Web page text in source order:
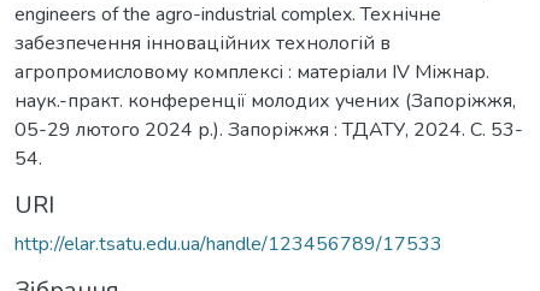
engineers of the agro-industrial complex. Технічне
забезпечення інноваційних технологій в
агропромисловому комплексі : матеріали IV Міжнар.
наук.-практ. конференції молодих учених (Запоріжжя,
05-29 лютого 2024 р.). Запоріжжя : ТДАТУ, 2024. С. 53-
54.
URI
http://elar.tsatu.edu.ua/handle/123456789/17533